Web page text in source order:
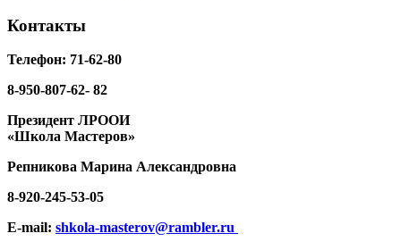
Контакты
Телефон: 71-62-80
8-950-807-62- 82
Президент ЛРООИ
«Школа Мастеров»
Репникова Марина Александровна
8-920-245-53-05
E-mail: shkola-masterov@rambler.ru